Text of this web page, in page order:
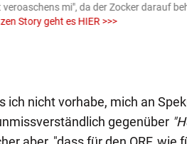
mi", da der Zocker darauf
Story geht es HIER >>>
ich nicht vorhabe, mich an
gegenüber